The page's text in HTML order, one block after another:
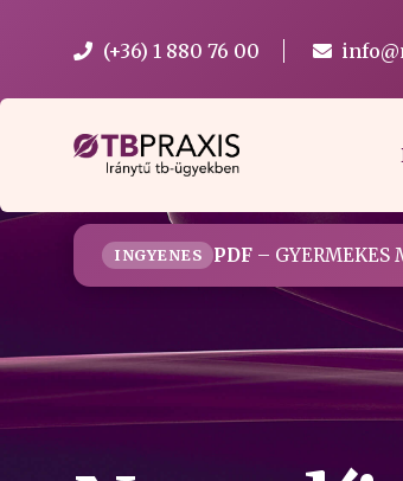
(+36) 1 880 76 00
INGYENES PDF– GYERMEKES